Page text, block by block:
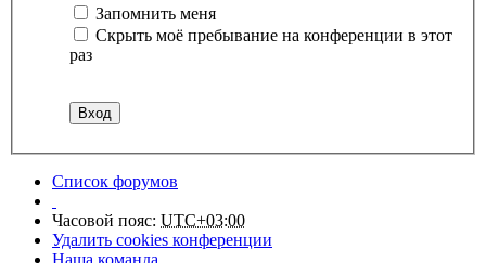
Запомнить меня
Скрыть моё пребывание на конференции в этот
раз
Список форумов
Часовой пояс: UTC+03:00
Удалить cookies конференции
Наша команда